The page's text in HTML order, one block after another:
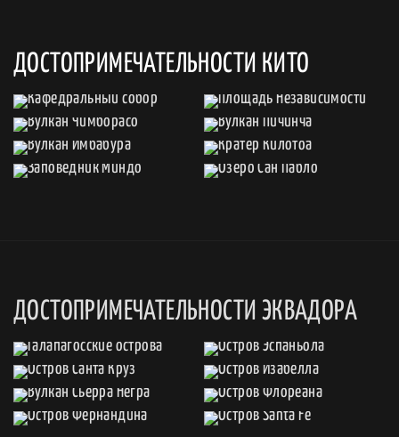
ДОСТОПРИМЕЧАТЕЛЬНОСТИ КИТО
ДОСТОПРИМЕЧАТЕЛЬНОСТИ ЭКВАДОРА